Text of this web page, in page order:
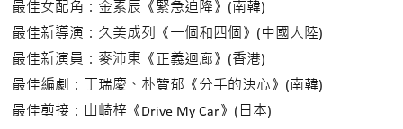
最佳女配角：金素辰《緊急迫降》(南韓)
最佳新導演：久美成列《一個和四個》(中國大陸)
最佳新演員：麥沛東《正義迴廊》(香港)
最佳編劇：丁瑞慶、朴贊郁《分手的決心》(南韓)
最佳剪接：山崎梓《Drive My Car》(日本)